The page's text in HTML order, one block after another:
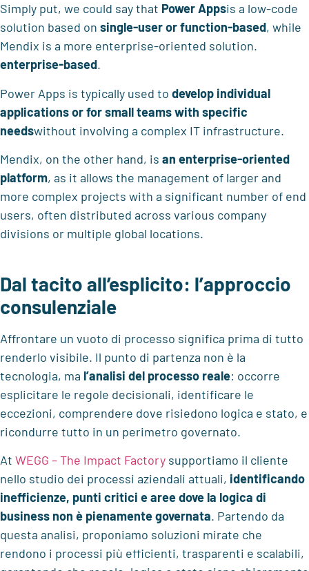
Simply put, we could say that Power Appsis a low-code
solution based on single-user or function-based, while
Mendix is a more enterprise-oriented solution.
enterprise-based.
Power Apps is typically used to develop individual
applications or for small teams with specific
needswithout involving a complex IT infrastructure.
Mendix, on the other hand, is an enterprise-oriented
platform, as it allows the management of larger and
more complex projects with a significant number of end
users, often distributed across various company
divisions or multiple global locations.
Dal tacito all’esplicito: l’approccio
consulenziale
Affrontare un vuoto di processo significa prima di tutto
renderlo visibile. Il punto di partenza non è la
tecnologia, ma l’analisi del processo reale: occorre
esplicitare le regole decisionali, identificare le
eccezioni, comprendere dove risiedono logica e stato, e
ricondurre tutto in un perimetro governato.
At WEGG – The Impact Factory supportiamo il cliente
nello studio dei processi aziendali attuali, identificando
inefficienze, punti critici e aree dove la logica di
business non è pienamente governata. Partendo da
questa analisi, proponiamo soluzioni mirate che
rendono i processi più efficienti, trasparenti e scalabili,